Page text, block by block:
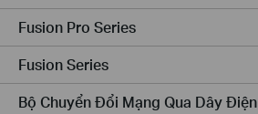
Fusion Pro Series
Fusion Series
Bộ Chuyển Đổi Mạng Qua Dây Điện